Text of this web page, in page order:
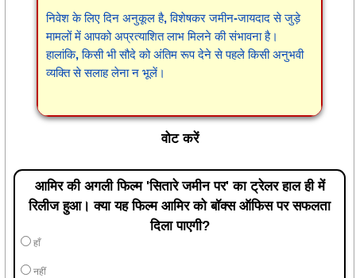
निवेश के लिए दिन अनुकूल है, विशेषकर जमीन-जायदाद से जुड़े
मामलों में आपको अप्रत्याशित लाभ मिलने की संभावना है।
हालांकि, किसी भी सौदे को अंतिम रूप देने से पहले किसी अनुभवी
व्यक्ति से सलाह लेना न भूलें।
वोट करें
आमिर की अगली फिल्म 'सितारे जमीन पर' का ट्रेलर हाल ही में
रिलीज हुआ। क्या यह फिल्म आमिर को बॉक्स ऑफिस पर सफलता
दिला पाएगी?
हाँ
नहीं